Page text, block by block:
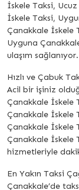
İskele Taksi,
İskele Taksi,
Çanakkale İskele
Uyguna
ulaşım sağlanıyor.
Hızlı ve Çabuk
Acil bir işiniz
Çanakkale İskele
Çanakkale İskele
Çanakkale İskele
Çanakkale İskele
hizmetleriyle
En Yakın Taksi
Çanakkale’de